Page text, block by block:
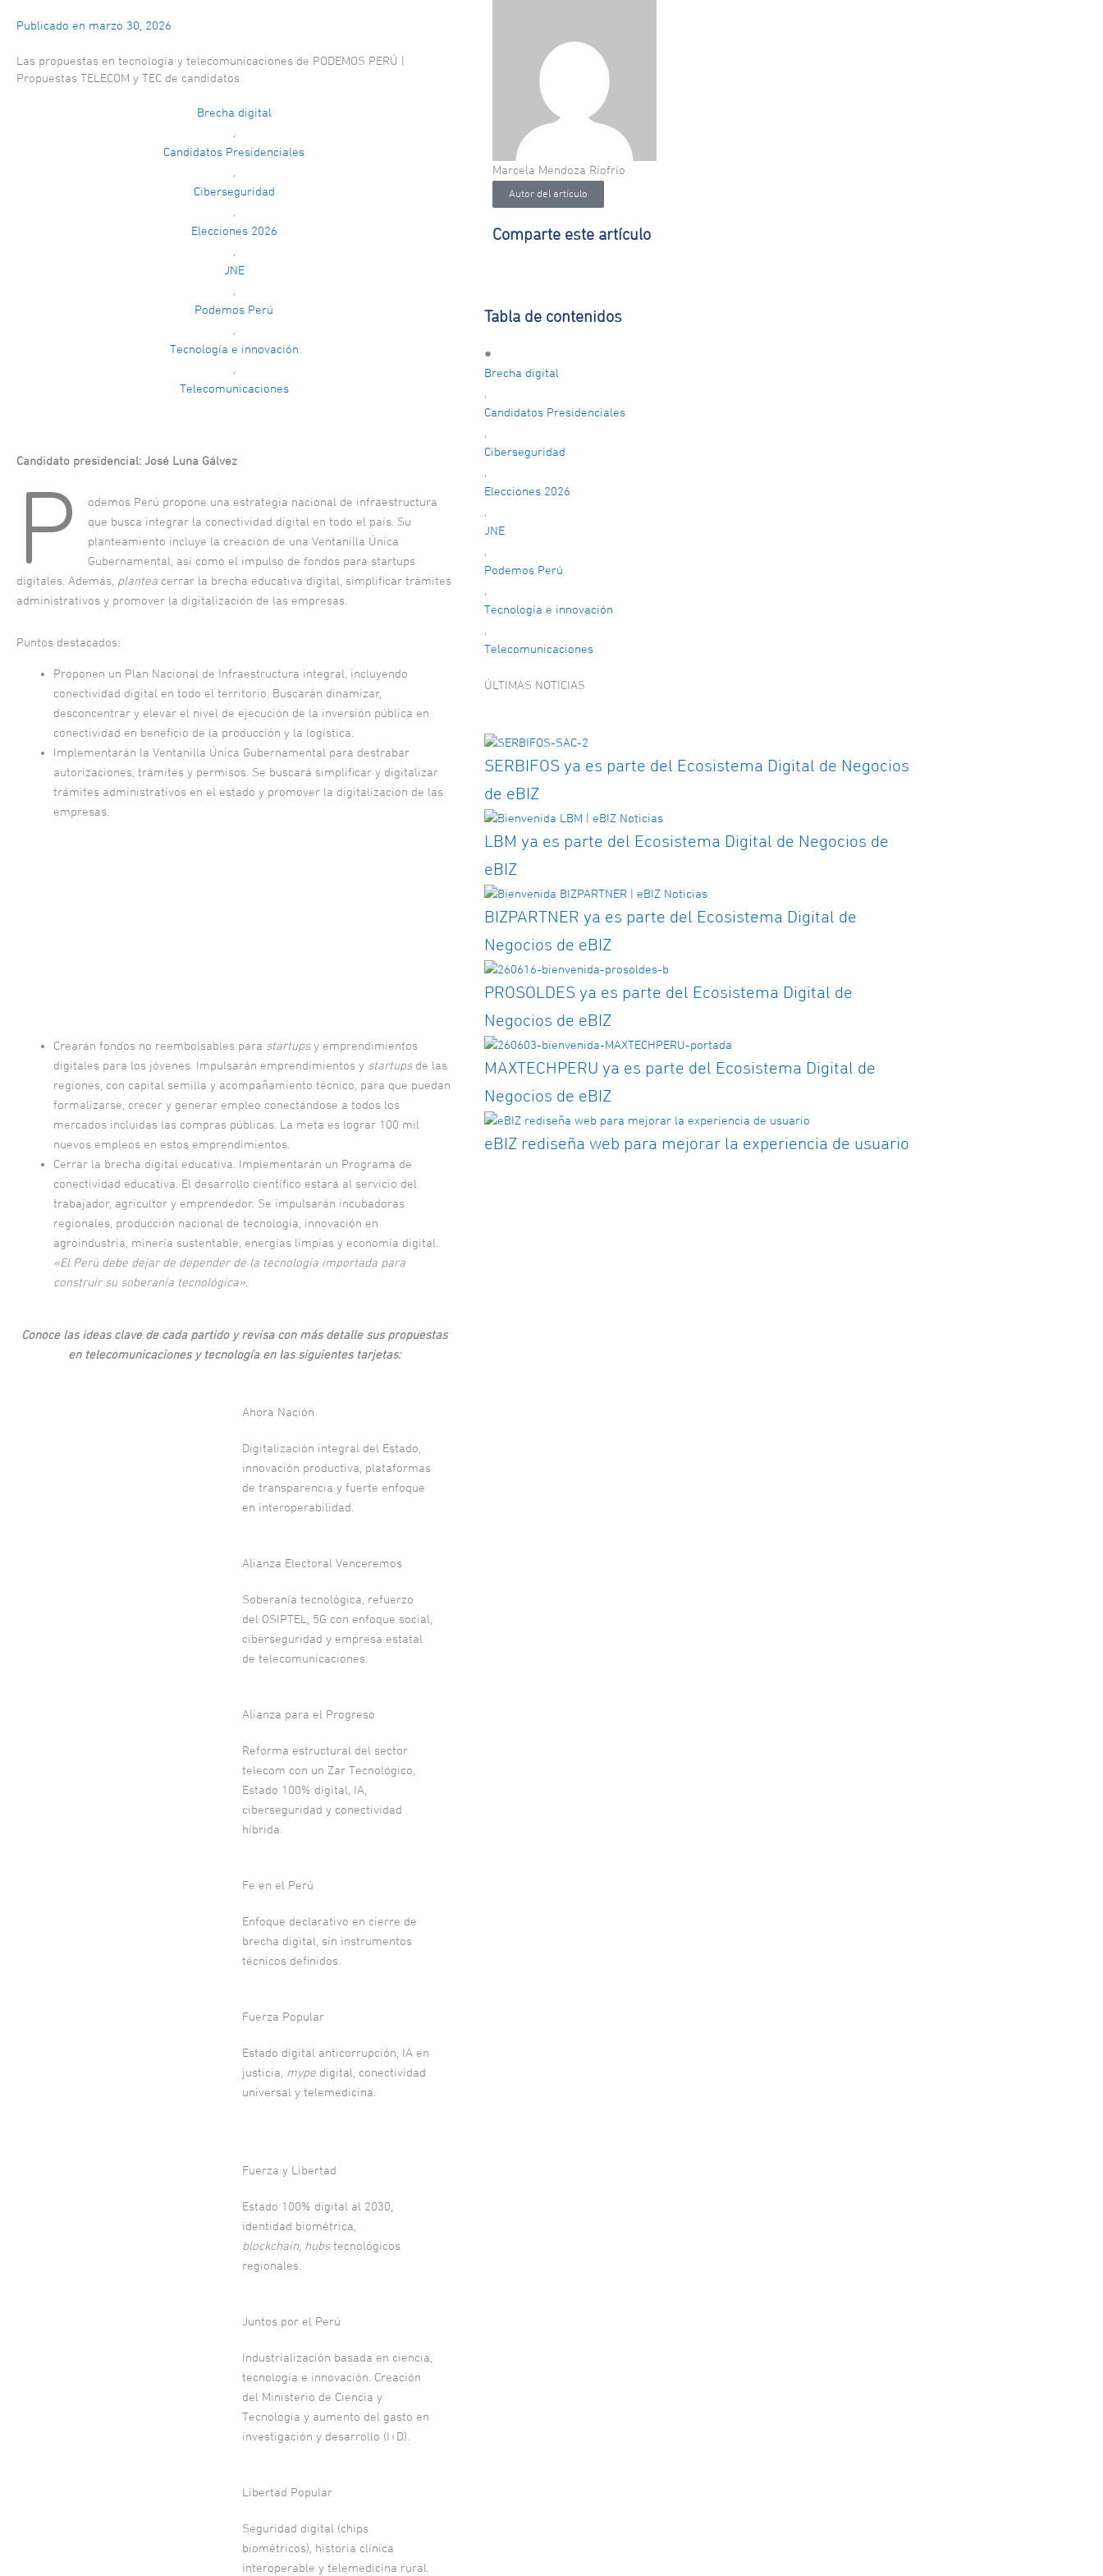
Publicado en marzo 30, 2026
Las propuestas en tecnología y telecomunicaciones de PODEMOS PERÚ |
Propuestas TELECOM y TEC de candidatos
Brecha digital
,
Candidatos Presidenciales
,
Ciberseguridad
,
Elecciones 2026
,
JNE
,
Podemos Perú
,
Tecnología e innovación
,
Telecomunicaciones
Candidato presidencial: José Luna Gálvez
P
odemos Perú propone una estrategia nacional de infraestructura
que busca integrar la conectividad digital en todo el país. Su
planteamiento incluye la creación de una Ventanilla Única
Gubernamental, así como el impulso de fondos para startups
digitales. Además, plantea cerrar la brecha educativa digital, simplificar trámites
administrativos y promover la digitalización de las empresas.
Puntos destacados:
Proponen un Plan Nacional de Infraestructura integral, incluyendo
conectividad digital en todo el territorio. Buscarán dinamizar,
desconcentrar y elevar el nivel de ejecución de la inversión pública en
conectividad en beneficio de la producción y la logística.
Implementarán la Ventanilla Única Gubernamental para destrabar
autorizaciones, trámites y permisos. Se buscará simplificar y digitalizar
trámites administrativos en el estado y promover la digitalización de las
empresas.
Crearán fondos no reembolsables para startups y emprendimientos
digitales para los jóvenes. Impulsarán emprendimientos y startups de las
regiones, con capital semilla y acompañamiento técnico, para que puedan
formalizarse, crecer y generar empleo conectándose a todos los
mercados incluidas las compras públicas. La meta es lograr 100 mil
nuevos empleos en estos emprendimientos.
Cerrar la brecha digital educativa. Implementarán un Programa de
conectividad educativa. El desarrollo científico estará al servicio del
trabajador, agricultor y emprendedor. Se impulsarán incubadoras
regionales, producción nacional de tecnología, innovación en
agroindustria, minería sustentable, energías limpias y economía digital.
«El Perú debe dejar de depender de la tecnología importada para
construir su soberanía tecnológica»
Conoce las ideas clave de cada partido y revisa con más detalle sus propuestas
en telecomunicaciones y tecnología en las siguientes tarjetas:
Ahora Nación
Digitalización integral del Estado,
innovación productiva, plataformas
de transparencia y fuerte enfoque
en interoperabilidad.
Alianza Electoral Venceremos
Soberanía tecnológica, refuerzo
del OSIPTEL, 5G con enfoque social,
ciberseguridad y empresa estatal
de telecomunicaciones.
Alianza para el Progreso
Reforma estructural del sector
telecom con un Zar Tecnológico,
Estado 100% digital, IA,
ciberseguridad y conectividad
híbrida.
Fe en el Perú
Enfoque declarativo en cierre de
brecha digital, sin instrumentos
técnicos definidos.
Fuerza Popular
Estado digital anticorrupción, IA en
justicia, mype digital, conectividad
universal y telemedicina.
Fuerza y Libertad
Estado 100% digital al 2030,
identidad biométrica,
blockchain hubs tecnológicos
regionales.
Juntos por el Perú
Industrialización basada en ciencia,
tecnología e innovación. Creación
del Ministerio de Ciencia y
Tecnología y aumento del gasto en
investigación y desarrollo (I+D).
Libertad Popular
Seguridad digital (chips
biométricos), historia clínica
interoperable y telemedicina rural.
Marcela Mendoza Riofrío
Autor del artículo
Comparte este artículo
Tabla de contenidos
●
Brecha digital
,
Candidatos Presidenciales
,
Ciberseguridad
,
Elecciones 2026
,
JNE
,
Podemos Perú
,
Tecnología e innovación
,
Telecomunicaciones
ÚLTIMAS NOTICIAS
SERBIFOS ya es parte del Ecosistema Digital de Negocios
de eBIZ
LBM ya es parte del Ecosistema Digital de Negocios de
eBIZ
BIZPARTNER ya es parte del Ecosistema Digital de
Negocios de eBIZ
PROSOLDES ya es parte del Ecosistema Digital de
Negocios de eBIZ
MAXTECHPERU ya es parte del Ecosistema Digital de
Negocios de eBIZ
eBIZ rediseña web para mejorar la experiencia de usuario